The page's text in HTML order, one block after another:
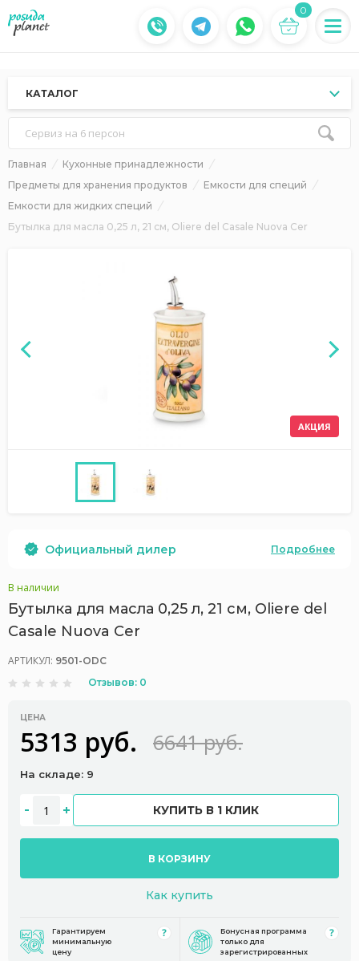
0
КАТАЛОГ
Сервиз на 6 персон
Главная
Кухонные принадлежности
Предметы для хранения продуктов
Емкости для специй
Емкости для жидких специй
Бутылка для масла 0,25 л, 21 см, Oliere del Casale Nuova Cer
АКЦИЯ
Официальный дилер Подробнее
В наличии
Бутылка для масла 0,25 л, 21 см, Oliere del
Casale Nuova Cer
АРТИКУЛ: 9501-ODC
Отзывов: 0
ЦЕНА
5313 руб. 6641 руб.
На складе: 9
КУПИТЬ В 1 КЛИК
В КОРЗИНУ
Как купить
Гарантируем
минимальную
цену
Бонусная программа
только для
зарегистрированных